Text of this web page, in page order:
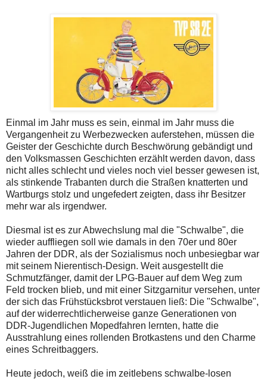
Einmal im Jahr muss es sein, einmal im Jahr muss die
Vergangenheit zu Werbezwecken auferstehen, müssen die
Geister der Geschichte durch Beschwörung gebändigt und
den Volksmassen Geschichten erzählt werden davon, dass
nicht alles schlecht und vieles noch viel besser gewesen ist,
als stinkende Trabanten durch die Straßen knatterten und
Wartburgs stolz und ungefedert zeigten, dass ihr Besitzer
mehr war als irgendwer.
Diesmal ist es zur Abwechslung mal die "Schwalbe", die
wieder auffliegen soll wie damals in den 70er und 80er
Jahren der DDR, als der Sozialismus noch unbesiegbar war
mit seinem Nierentisch-Design. Weit ausgestellt die
Schmutzfänger, damit der LPG-Bauer auf dem Weg zum
Feld trocken blieb, und mit einer Sitzgarnitur versehen, unter
der sich das Frühstücksbrot verstauen ließ: Die "Schwalbe",
auf der widerrechtlicherweise ganze Generationen von
DDR-Jugendlichen Mopedfahren lernten, hatte die
Ausstrahlung eines rollenden Brotkastens und den Charme
eines Schreitbaggers.
Heute jedoch, weiß die im zeitlebens schwalbe-losen